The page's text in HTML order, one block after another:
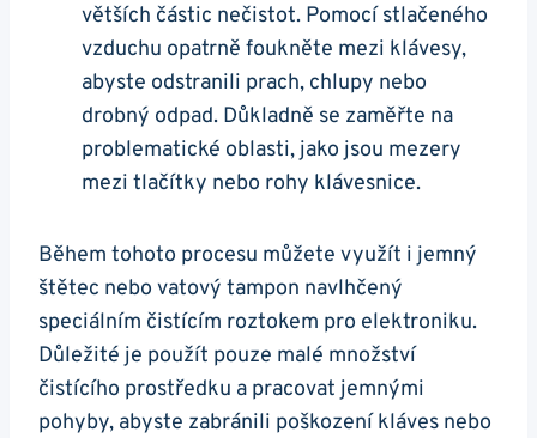
větších částic nečistot. Pomocí stlačeného
vzduchu opatrně foukněte mezi klávesy,
abyste odstranili prach, chlupy nebo
drobný odpad. Důkladně se zaměřte na
problematické oblasti, jako jsou ⁤mezery
mezi tlačítky nebo rohy klávesnice.
Během tohoto procesu ⁣můžete využít i jemný
‌štětec nebo vatový tampon navlhčený
speciálním čistícím roztokem pro elektroniku.
Důležité je použít pouze malé množství
čistícího prostředku a pracovat jemnými
pohyby, abyste zabránili poškození kláves nebo